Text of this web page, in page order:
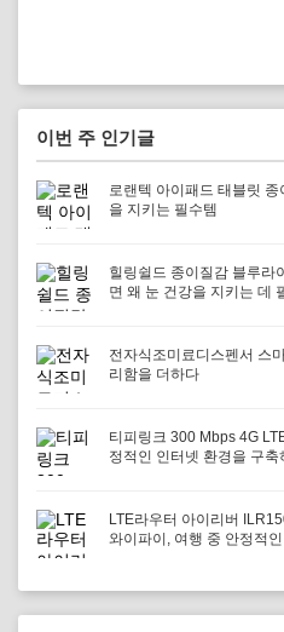
이번 주 인기글
로랜텍 아이패드 태블릿
을 지키는 필수템
힐링쉴드 종이질감 블루라
면 왜 눈 건강을 지키는 데
전자식조미료디스펜서 스
리함을 더하다
티피링크 300 Mbps 4G
정적인 인터넷 환경을 구축
LTE라우터 아이리버
와이파이, 여행 중 안정적